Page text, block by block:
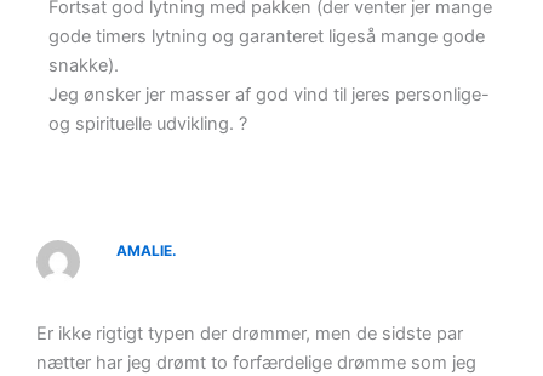
Fortsat god lytning med pakken (der venter jer mange
gode timers lytning og garanteret ligeså mange gode
snakke).
Jeg ønsker jer masser af god vind til jeres personlige-
og spirituelle udvikling. ?
AMALIE.
Er ikke rigtigt typen der drømmer, men de sidste par
nætter har jeg drømt to forfærdelige drømme som jeg